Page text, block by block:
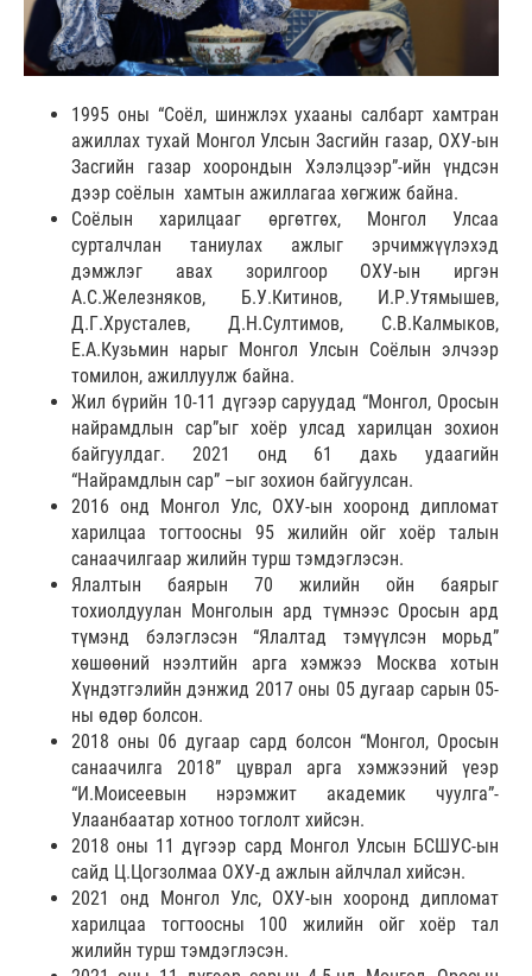
1995 оны “Соёл, шинжлэх ухааны салбарт хамтран
ажиллах тухай Монгол Улсын Засгийн газар, ОХУ-ын
Засгийн газар хоорондын Хэлэлцээр”-ийн үндсэн
дээр соёлын хамтын ажиллагаа хөгжиж байна.
Соёлын харилцааг өргөтгөх, Монгол Улсаа
сурталчлан таниулах ажлыг эрчимжүүлэхэд
дэмжлэг авах зорилгоор ОХУ-ын иргэн
А.С.Железняков, Б.У.Китинов, И.Р.Утямышев,
Д.Г.Хрусталев, Д.Н.Султимов, С.В.Калмыков,
Е.А.Кузьмин нарыг Монгол Улсын Соёлын элчээр
томилон, ажиллуулж байна.
Жил бүрийн 10-11 дүгээр саруудад “Монгол, Оросын
найрамдлын сар”ыг хоёр улсад харилцан зохион
байгуулдаг. 2021 онд 61 дахь удаагийн
“Найрамдлын сар” –ыг зохион байгуулсан.
2016 онд Монгол Улс, ОХУ-ын хооронд дипломат
харилцаа тогтоосны 95 жилийн ойг хоёр талын
санаачилгаар жилийн турш тэмдэглэсэн.
Ялалтын баярын 70 жилийн ойн баярыг
тохиолдуулан Монголын ард түмнээс Оросын ард
түмэнд бэлэглэсэн “Ялалтад тэмүүлсэн морьд”
хөшөөний нээлтийн арга хэмжээ Москва хотын
Хүндэтгэлийн дэнжид 2017 оны 05 дугаар сарын 05-
ны өдөр болсон.
2018 оны 06 дугаар сард болсон “Монгол, Оросын
санаачилга 2018” цуврал арга хэмжээний үеэр
“И.Моисеевын нэрэмжит академик чуулга”-
Улаанбаатар хотноо тоглолт хийсэн.
2018 оны 11 дүгээр сард Монгол Улсын БСШУС-ын
сайд Ц.Цогзолмаа ОХУ-д ажлын айлчлал хийсэн.
2021 онд Монгол Улс, ОХУ-ын хооронд дипломат
харилцаа тогтоосны 100 жилийн ойг хоёр тал
жилийн турш тэмдэглэсэн.